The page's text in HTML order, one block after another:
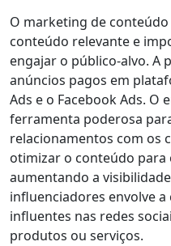
O marketing de
conteúdo relevante e
engajar o público-alvo. A
anúncios pagos em
Ads e o Facebook Ads. O
ferramenta poderosa
relacionamentos com os
otimizar o conteúdo para
aumentando a
influenciadores envolve
influentes nas redes
produtos ou serviços.